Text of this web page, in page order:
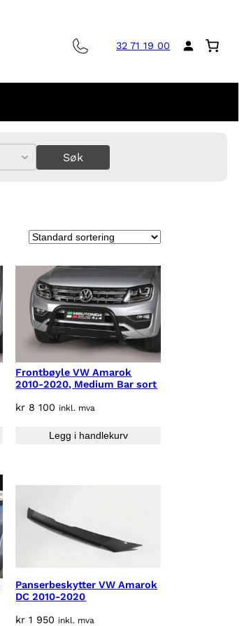
32 71 19 00
Søk
Frontbøyle VW Amarok
2010-2020, Medium Bar sort
kr 8 100 inkl. mva
Legg i handlekurv
Panserbeskytter VW Amarok
DC 2010-2020
kr 1 950 inkl. mva